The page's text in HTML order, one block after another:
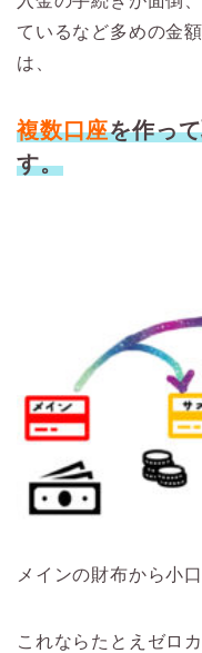
ているなど多めの金
は、
複数口座を作っ
す。
メインの財布から小
これならたとえゼロ